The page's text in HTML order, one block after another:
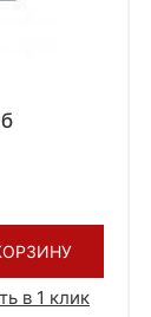
в 1 клик